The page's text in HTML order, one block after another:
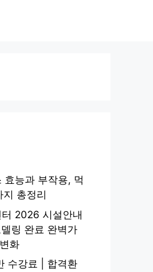
효능과 부작용, 먹
총정리
2026 시설안내
델링 완료 완벽가
화
수강료 | 합격환